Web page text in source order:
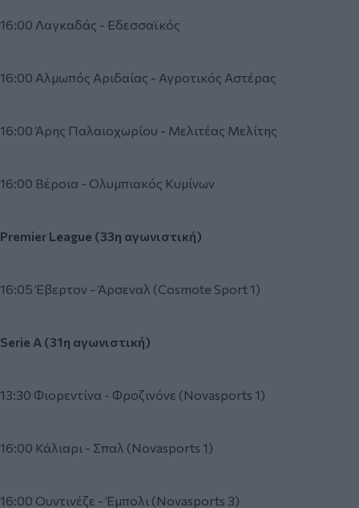
16:00 Λαγκαδάς - Εδεσσαϊκός
16:00 Αλμωπός Αριδαίας - Αγροτικός Αστέρας
16:00 Άρης Παλαιοχωρίου - Μελιτέας Μελίτης
16:00 Βέροια - Ολυμπιακός Κυμίνων
Premier League (33η αγωνιστική)
16:05 Έβερτον - Άρσεναλ (Cosmote Sport 1)
Serie A (31η αγωνιστική)
13:30 Φιορεντίνα - Φροζινόνε (Novasports 1)
16:00 Κάλιαρι - Σπαλ (Novasports 1)
16:00 Ουντινέζε - Έμπολι (Novasports 3)